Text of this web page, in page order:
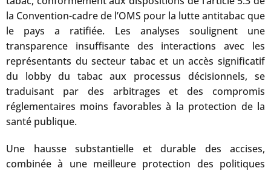
la Convention-cadre de l’OMS pour la lutte antitabac que
le pays a ratifiée. Les analyses soulignent une
transparence insuffisante des interactions avec les
représentants du secteur tabac et un accès significatif
du lobby du tabac aux processus décisionnels, se
traduisant par des arbitrages et des compromis
réglementaires moins favorables à la protection de la
santé publique.
Une hausse substantielle et durable des accises,
combinée à une meilleure protection des politiques